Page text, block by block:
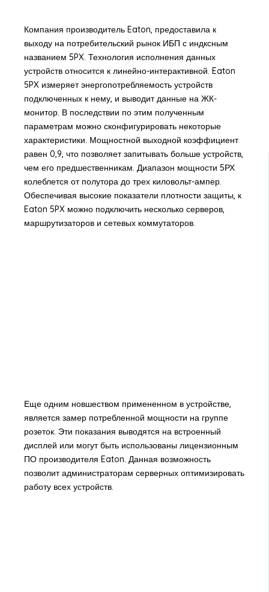
Компания производитель Eaton, предоставила к
выходу на потребительский рынок ИБП с индксным
названием 5PX. Технология исполнения данных
устройств относится к линейно-интерактивной. Eaton
5PX измеряет энергопотребляемость устройств
подключенных к нему, и выводит данные на ЖК-
монитор. В последствии по этим полученным
параметрам можно сконфигурировать некоторые
характеристики. Мощностной выходной коэффициент
равен 0,9, что позволяет запитывать больше устройств,
чем его предшественникам. Диапазон мощности 5РХ
колеблется от полутора до трех киловольт-ампер.
Обеспечивая высокие показатели плотности защиты, к
Eaton 5PX можно подключить несколько серверов,
маршрутизаторов и сетевых коммутаторов.
Еще одним новшеством примененном в устройстве,
является замер потребленной мощности на группе
розеток. Эти показания выводятся на встроенный
дисплей или могут быть использованы лицензионным
ПО производителя Eaton. Данная возможность
позволит администраторам серверных оптимизировать
работу всех устройств.